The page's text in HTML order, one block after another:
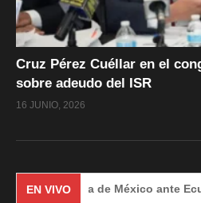
Cruz Pérez Cuéllar en el
sobre adeudo del ISR
16 JUNIO, 2026
EN VIVO
de México ante Ecuador